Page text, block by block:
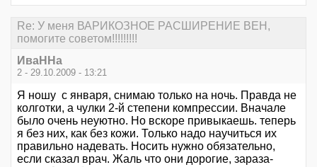
Re: У меня ВАРИКОЗНОЕ РАСШИРЕНИЕ ВЕН,
помогите советом!!!!!!!!!
ИваННа
2 - 29.10.2009 - 13:21
Я ношу с января, снимаю только на ночь. Правда не
колготки, а чулки 2-й степени компрессии. Вначале
было очень неуютно. Но вскоре привыкаешь. теперь
я без них, как без кожи. Только надо научиться их
правильно надевать. Носить нужно обязательно,
если сказал врач. Жаль что они дорогие, зараза-